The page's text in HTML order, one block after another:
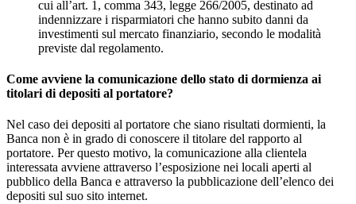
cui all’art. 1, comma 343, legge 266/2005, destinato ad
indennizzare i risparmiatori che hanno subito danni da
investimenti sul mercato finanziario, secondo le modalità
previste dal regolamento.
Come avviene la comunicazione dello stato di dormienza ai
titolari di depositi al portatore?
Nel caso dei depositi al portatore che siano risultati dormienti, la
Banca non è in grado di conoscere il titolare del rapporto al
portatore. Per questo motivo, la comunicazione alla clientela
interessata avviene attraverso l’esposizione nei locali aperti al
pubblico della Banca e attraverso la pubblicazione dell’elenco dei
depositi sul suo sito internet.